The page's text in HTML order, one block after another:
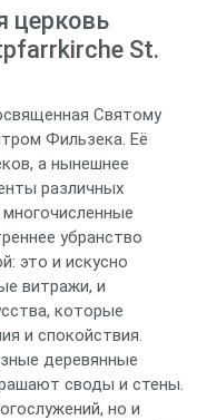
церковь
St.
Святому
Фильзека. Её
а нынешнее
различных
убранство
это и искусно
витражи, и
которые
и спокойствия.
деревянные
своды и стены.
но и